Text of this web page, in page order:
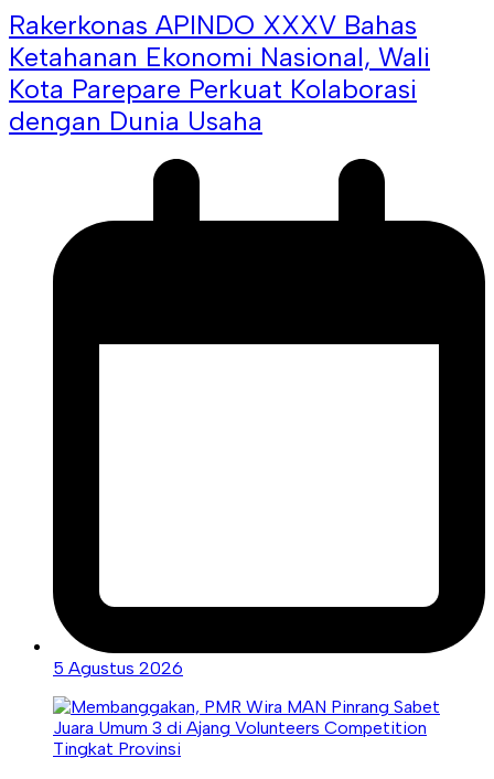
Rakerkonas APINDO XXXV Bahas
Ketahanan Ekonomi Nasional, Wali
Kota Parepare Perkuat Kolaborasi
dengan Dunia Usaha
5 Agustus 2026